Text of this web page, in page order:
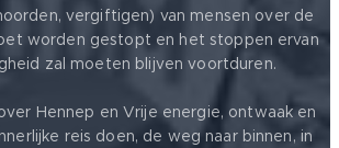
vergiftigen) van mensen over de
worden gestopt en het stoppen ervan
zal moeten blijven voortduren.
Hennep en Vrije energie, ontwaak en
reis doen, de weg naar binnen, in